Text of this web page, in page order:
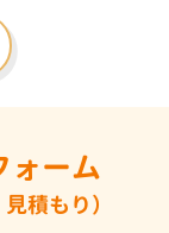
ォーム
積もり）